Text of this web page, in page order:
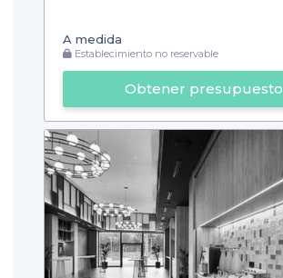
A medida
Establecimiento no reservable
Obtener presupuesto